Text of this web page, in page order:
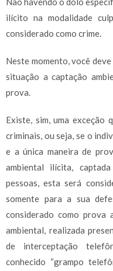
ilícito na modalidade
considerado como crime.
Neste momento, você
situação a captação
prova.
Existe, sim, uma exceção
criminais, ou seja, se o
e a única maneira de
ambiental ilícita,
pessoas, esta será
somente para a sua
considerado como prova
ambiental, realizada
de interceptação
conhecido “grampo